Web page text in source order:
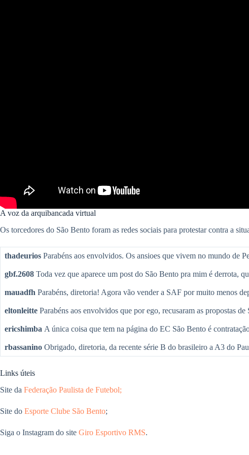
A voz da arquibancada virtual
Os torcedores do São Bento foram as redes sociais para protestar contra a
thadeurios Parabéns aos envolvidos. Os ansioes que vivem no mundo de
gbf.2608 Toda vez que aparece um post do São Bento pra mim é derrota,
mauadfh Parabéns, diretoria! Agora vão vender a SAF por muito menos
eltonleitte Parabéns aos envolvidos que por ego, recusaram as propostas
ericshimba A única coisa que tem na página do EC São Bento é
rbassanino Obrigado, diretoria, da recente série B do brasileiro a A3 do
Links úteis
Site da Federação Paulista de Futebol;
Site do Esporte Clube São Bento;
Siga o Instagram do site Giro Esportivo RMS.